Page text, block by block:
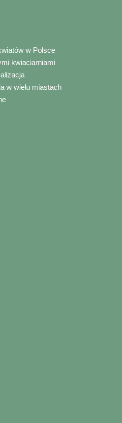
w Polsce
kwiaciarniami
w wielu miastach